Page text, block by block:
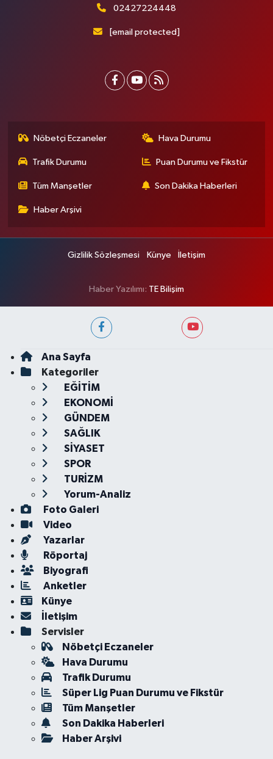
02427224448
[email protected]
Nöbetçi Eczaneler Hava Durumu
Trafik Durumu Puan Durumu ve Fikstür
Tüm Manşetler Son Dakika Haberleri
Haber Arşivi
Gizlilik Sözleşmesi Künye İletişim
Haber Yazılımı: TE Bilişim
Ana Sayfa
Kategoriler
EĞİTİM
EKONOMİ
GÜNDEM
SAĞLIK
SİYASET
SPOR
TURİZM
Yorum-Analiz
Foto Galeri
Video
Yazarlar
Röportaj
Biyografi
Anketler
Künye
İletişim
Servisler
Nöbetçi Eczaneler
Hava Durumu
Trafik Durumu
Süper Lig Puan Durumu ve Fikstür
Tüm Manşetler
Son Dakika Haberleri
Haber Arşivi